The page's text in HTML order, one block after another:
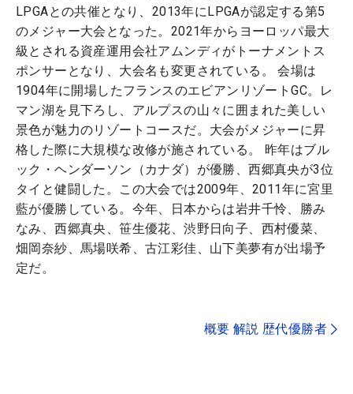
LPGAとの共催となり、2013年にLPGAが認定する第5
のメジャー大会となった。2021年からヨーロッパ最大
級とされる資産運用会社アムンディがトーナメントス
ポンサーとなり、大会名も変更されている。 会場は
1904年に開場したフランスのエビアンリゾートGC。レ
マン湖を見下ろし、アルプスの山々に囲まれた美しい
景色が魅力のリゾートコースだ。大会がメジャーに昇
格した際に大規模な改修が施されている。 昨年はブル
ック・ヘンダーソン（カナダ）が優勝、西郷真央が3位
タイと健闘した。この大会では2009年、2011年に宮里
藍が優勝している。今年、日本からは岩井千怜、勝み
なみ、西郷真央、笹生優花、渋野日向子、西村優菜、
畑岡奈紗、馬場咲希、古江彩佳、山下美夢有が出場予
定だ。
概要 解説 歴代優勝者